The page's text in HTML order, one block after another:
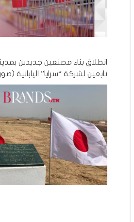
انطلاق بناء مصنعين جديدين
تابعين لشركة “سرايا” اليابانية